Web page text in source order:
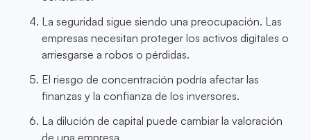
La seguridad sigue siendo una preocupación. Las
empresas necesitan proteger los activos digitales o
arriesgarse a robos o pérdidas.
El riesgo de concentración podría afectar las
finanzas y la confianza de los inversores.
La dilución de capital puede cambiar la valoración